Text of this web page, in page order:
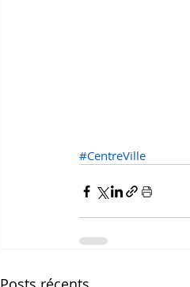
#CentreVille